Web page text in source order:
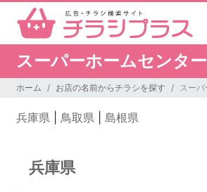
スーパーホームセンタ
ホーム お店の名前からチラシを探す スー
兵庫県 鳥取県 島根県
兵庫県